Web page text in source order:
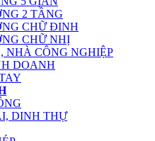
2 TẦNG
CHỮ ĐINH
CHỮ NHỊ
NHÀ CÔNG NGHIỆP
DOANH
DINH THỰ